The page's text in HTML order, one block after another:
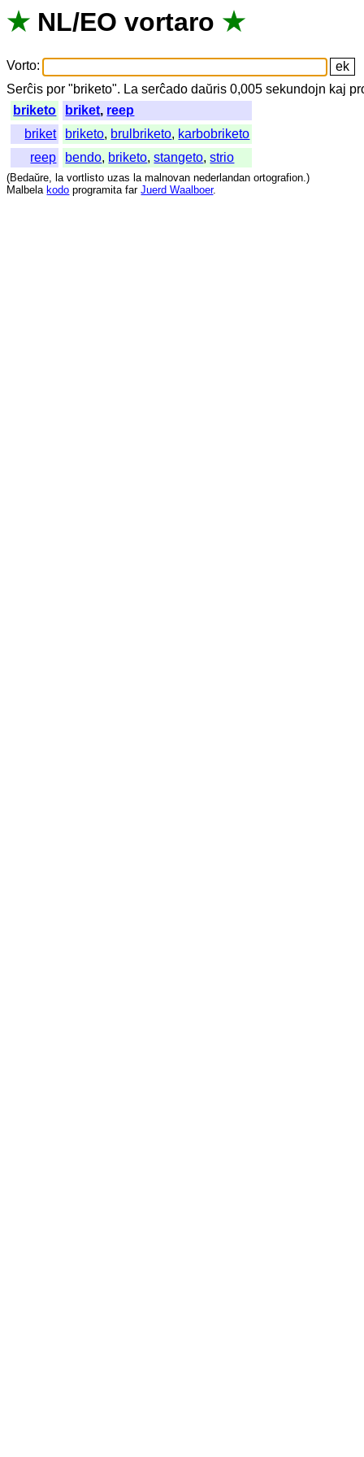
★ NL/EO vortaro ★
Vorto:
Serĉis por "briketo". La serĉado daŭris 0,005sekundojn kaj
briketo
briket, reep
briket
briketo, brulbriketo, karbobriketo
reep
bendo, briketo,stangeto,strio
(Bedaŭre, la vortlisto uzas la malnovan nederlandan ortografion.)
Malbela kodo programita far Juerd Waalboer.